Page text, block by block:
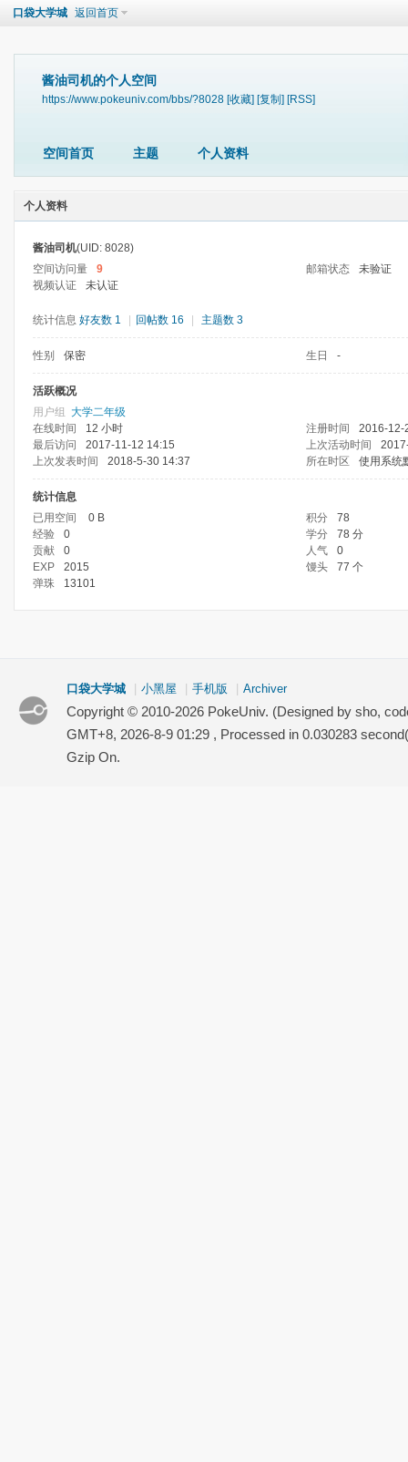
口袋大学城 返回首页
酱油司机的个人空间
https://www.pokeuniv.com/bbs/?8028 [收藏] [复制] [RSS]
空间首页 主题 个人资料
个人资料
酱油司机(UID: 8028)
空间访问量
9 邮箱状态
未验证
视频认证
未认证
统计信息 好友数 1 回帖数 16 主题数 3
性别 保密 生日 -
活跃概况
用户组 大学二年级
在线时间
12 小时 注册时间
2016-12-
最后访问
2017-11-12 14:15 上次活动时间
上次发表时间
2018-5-30 14:37 所在时区 使用系统
统计信息
已用空间
0 B 积分
78
经验
0 学分
78 分
贡献
0 人气
0
EXP
2015 馒头
77 个
弹珠
13101
口袋大学城 小黑屋 手机版 Archiver
Copyright © 2010-2026 PokeUniv. (Designed by sho,
GMT+8, 2026-8-9 01:29 , Processed in 0.030283
Gzip On.